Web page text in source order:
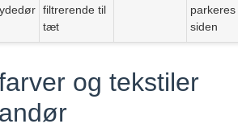
filtrerende til
tæt
parkeres
siden
og tekstiler